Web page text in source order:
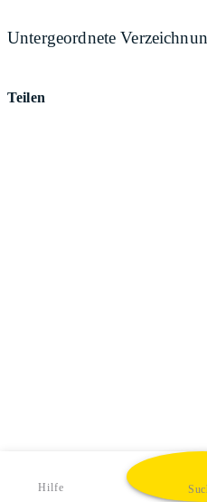
Untergeordnete
Teilen
Hilfe